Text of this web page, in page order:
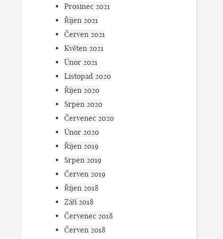
Prosinec 2021
Říjen 2021
Červen 2021
Květen 2021
Únor 2021
Listopad 2020
Říjen 2020
Srpen 2020
Červenec 2020
Únor 2020
Říjen 2019
Srpen 2019
Červen 2019
Říjen 2018
Září 2018
Červenec 2018
Červen 2018